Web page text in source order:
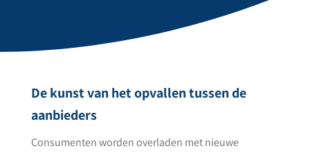
De kunst van het opvallen tussen de
aanbieders
Consumenten worden overladen met nieuwe